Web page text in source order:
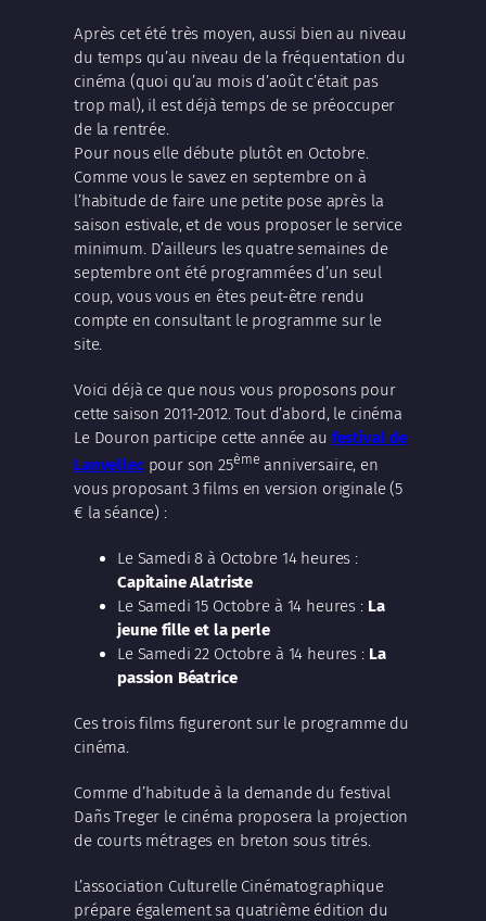
Après cet été très moyen, aussi bien au niveau
du temps qu’au niveau de la fréquentation du
cinéma (quoi qu’au mois d’août c’était pas
trop mal), il est déjà temps de se préoccuper
de la rentrée.
Pour nous elle débute plutôt en Octobre.
Comme vous le savez en septembre on à
l’habitude de faire une petite pose après la
saison estivale, et de vous proposer le service
minimum. D’ailleurs les quatre semaines de
septembre ont été programmées d’un seul
coup, vous vous en êtes peut-être rendu
compte en consultant le programme sur le
site.
Voici déjà ce que nous vous proposons pour
cette saison 2011-2012. Tout d’abord, le cinéma
Le Douron participe cette année au festival de
Lanvellecpour son 25ème anniversaire, en
vous proposant 3 films en version originale (5
€ la séance) :
Le Samedi 8 à Octobre 14 heures :
Capitaine Alatriste
Le Samedi 15 Octobre à 14 heures : La
jeune fille et la perle
Le Samedi 22 Octobre à 14 heures : La
passion Béatrice
Ces trois films figureront sur le programme du
cinéma.
Comme d’habitude à la demande du festival
Dañs Treger le cinéma proposera la projection
de courts métrages en breton sous titrés.
L’association Culturelle Cinématographique
prépare également sa quatrième édition du